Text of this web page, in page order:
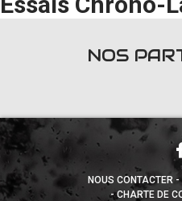
NOS
NOUS CONTACTER
CHARTE DE